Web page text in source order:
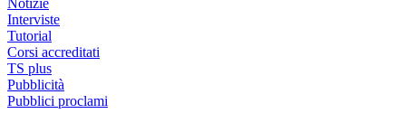
Notizie
Interviste
Tutorial
Corsi accreditati
TS plus
Pubblicità
Pubblici proclami